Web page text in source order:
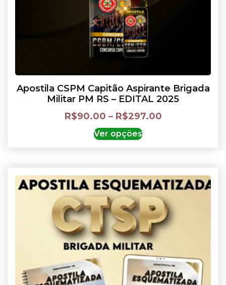
Apostila CSPM Capitão Aspirante Brigada
Militar PM RS – EDITAL 2025
R$90.00 – R$297.00
Ver opções